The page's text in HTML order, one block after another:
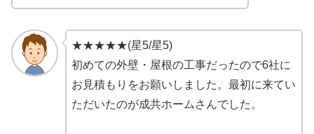
★★★★★(星5/星5)
初めての外壁・屋根の工事だったので6社に
お見積もりをお願いしました。最初に来てい
ただいたのが成共ホームさんでした。